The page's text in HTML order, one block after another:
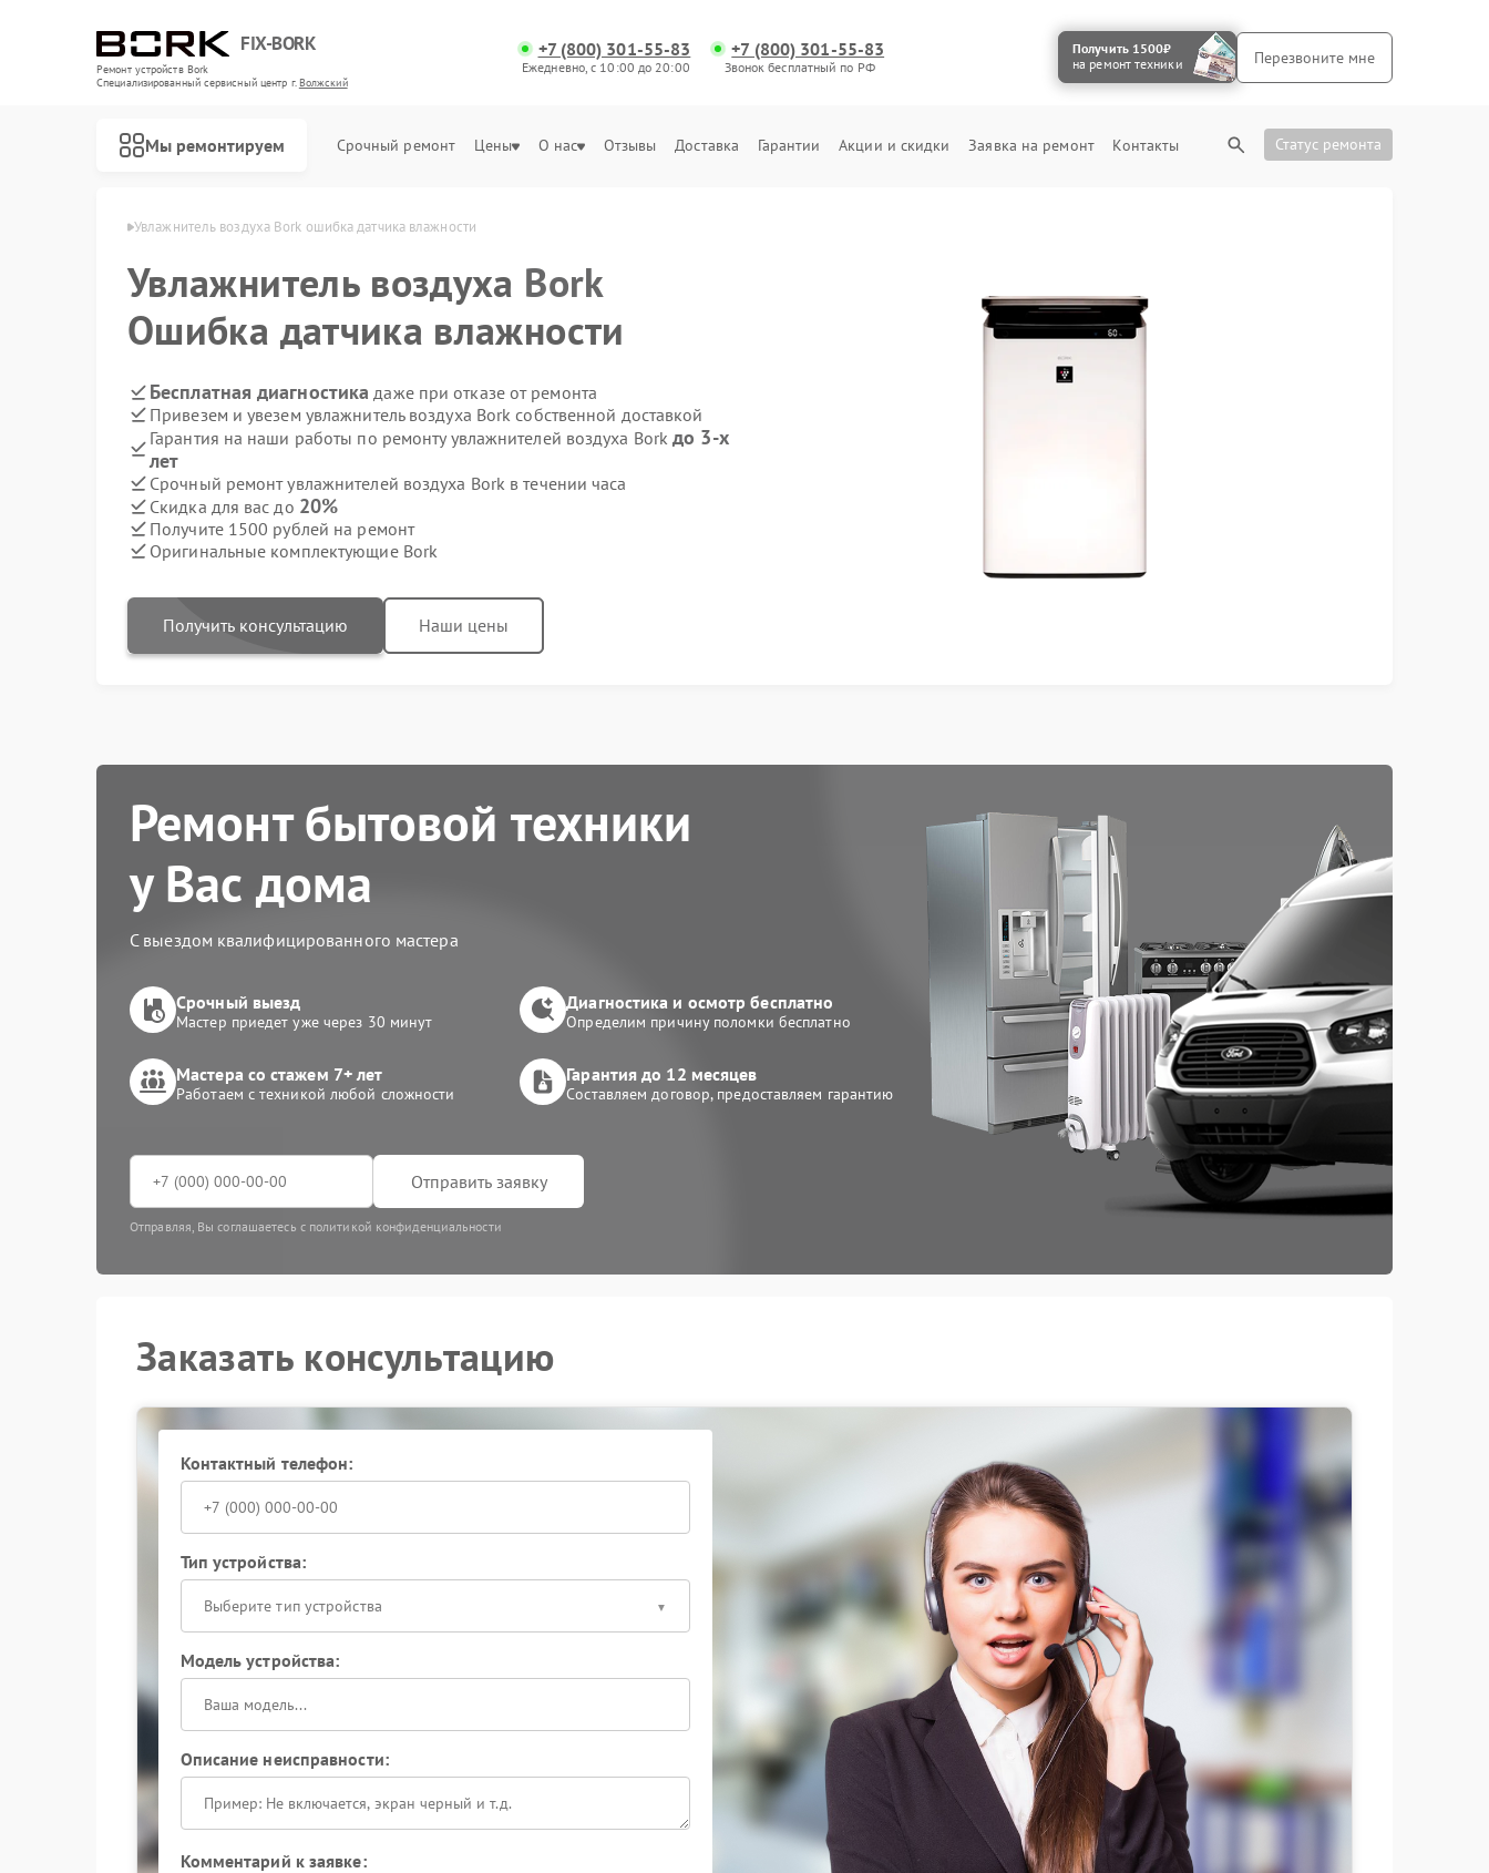
FIX-BORK
Ремонт устройств Bork
Специализированный cервисный центр г.Волжский
+7 (800) 301-55-83
Ежедневно, с 10:00 до 20:00
+7 (800) 301-55-83
Звонок бесплатный по РФ
Получить 1500₽
на ремонт техники
Перезвоните мне
Мы ремонтируем Срочный ремонт Цены О нас Отзывы Доставка Гарантии Акции и скидки Заявка на ремонт Контакты Статус ремонта
Bork в Волжском Увлажнитель воздуха Bork ошибка датчика влажности
Увлажнитель воздуха Bork
Ошибка датчика влажности
Бесплатная диагностика даже при отказе от ремонта
Привезем и увезем увлажнитель воздуха Bork собственной доставкой
Гарантия на наши работы по ремонту увлажнителей воздуха Borkдо 3-х
лет
Срочный ремонт увлажнителей воздуха Bork в течении часа
Скидка для вас до 20%
Получите 1500 рублей на ремонт
Оригинальные комплектующие Bork
Получить консультацию Наши цены
Ремонт бытовой техники
у Вас дома
С выездом квалифицированного мастера
Срочный выезд
Мастер приедет уже через 30 минут
Диагностика и осмотр бесплатно
Определим причину поломки бесплатно
Мастера со стажем 7+ лет
Работаем с техникой любой сложности
Гарантия до 12 месяцев
Составляем договор, предоставляем гарантию
Отправить заявку
Отправляя, Вы соглашаетесь с политикой конфиденциальности
Заказать консультацию
Контактный телефон:
Тип устройства:
Выберите тип устройства
Модель устройства:
Описание неисправности:
Комментарий к заявке: